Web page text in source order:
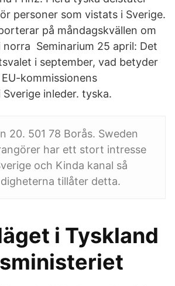
personer som vistats i Sverige.
på måndagskvällen om
Seminarium 25 april: Det
i september, vad betyder
kommissionens
inleder. tyska.
20. 501 78 Borås. Sweden
har ett stort intresse
och Kinda kanal så
tillåter detta.
i Tyskland